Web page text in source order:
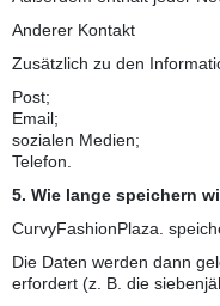
Anderer Kontakt
Zusätzlich zu den
Post;
Email;
sozialen Medien;
Telefon.
5. Wie lange speichern
CurvyFashionPlaza.
Die Daten werden dann
erfordert (z. B. die